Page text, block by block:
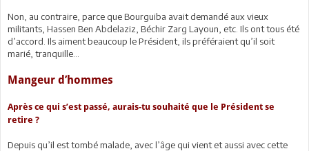
Non, au contraire, parce que Bourguiba avait demandé aux vieux
militants, Hassen Ben Abdelaziz, Béchir Zarg Layoun, etc. Ils ont tous été
d’accord. Ils aiment beaucoup le Président, ils préféraient qu’il soit
marié, tranquille…
Mangeur d’hommes
Après ce qui s’est passé, aurais-tu souhaité que le Président se
retire ?
Depuis qu’il est tombé malade, avec l’âge qui vient et aussi avec cette